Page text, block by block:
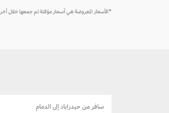
*الأسعار المعروضة هي أسعار مؤقتة تم جمعها خلال آخر 48 ساعة وقد لا تكون متاحة وقت الحجز
سافر من حيدراباد إلى الدمام